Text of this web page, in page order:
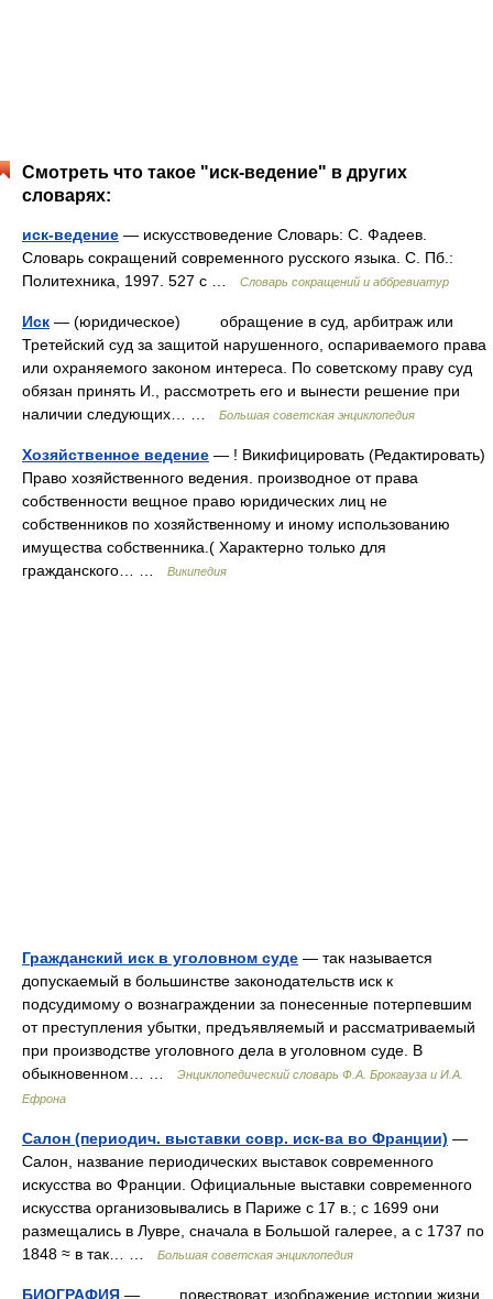
Смотреть что такое "иск-ведение" в других
словарях:
иск-ведение — искусствоведение Словарь: С. Фадеев.
Словарь сокращений современного русского языка. С. Пб.:
Политехника, 1997. 527 с …
Словарь сокращений и аббревиатур
Иск — (юридическое) обращение в суд, арбитраж или
Третейский суд за защитой нарушенного, оспариваемого права
или охраняемого законом интереса. По советскому праву суд
обязан принять И., рассмотреть его и вынести решение при
наличии следующих… …
Большая советская энциклопедия
Хозяйственное ведение — ! Викифицировать (Редактировать)
Право хозяйственного ведения. производное от права
собственности вещное право юридических лиц не
собственников по хозяйственному и иному использованию
имущества собственника.( Характерно только для
гражданского… …
Википедия
Гражданский иск в уголовном суде — так называется
допускаемый в большинстве законодательств иск к
подсудимому о вознаграждении за понесенные потерпевшим
от преступления убытки, предъявляемый и рассматриваемый
при производстве уголовного дела в уголовном суде. В
обыкновенном… …
Энциклопедический словарь Ф.А. Брокгауза и И.А.
Ефрона
Салон (периодич. выставки совр. иск-ва во Франции) —
Салон, название периодических выставок современного
искусства во Франции. Официальные выставки современного
искусства организовывались в Париже с 17 в.; с 1699 они
размещались в Лувре, сначала в Большой галерее, а с 1737 по
1848 ≈ в так… …
Большая советская энциклопедия
БИОГРАФИЯ — повествоват. изображение истории жизни